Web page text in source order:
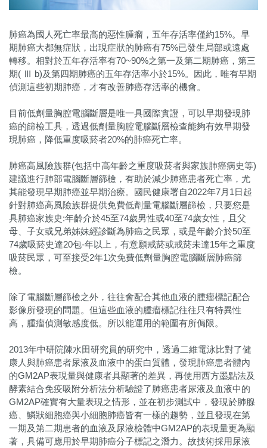
肺癌為國人死亡率最高的惡性腫瘤，五年存活率僅約15%。早
期肺癌大都無症狀，出現症狀的肺癌有75%已發生局部或遠處
轉移。相對於五年存活率有70~90%之第一及第二期肺癌，第三
期( Ⅲ b)及第四期肺癌的五年存活率小於15%。因此，唯有早期
偵測這些初期肺癌，才有改善肺癌存活率的機會。
目前低劑量胸腔電腦斷層是唯一具國際實證，可以早期發現肺
癌的篩檢工具，透過低劑量胸腔電腦斷層檢查能夠有效早期發
現肺癌，降低重度吸菸者20%的肺癌死亡率。
肺癌高風險族群(包括中高年齡之重度吸菸者與家族肺癌病史等)
建議進行肺部電腦斷層篩檢，有助於減少肺癌患者死亡率，尤
其能發現早期肺癌並早期治療。國民健康署自2022年7月1日起
針對肺癌高風險族群提供免費低劑量電腦斷層篩檢，只要您是
具肺癌家族史:年齡介於45至74歲男性或40至74歲女性，且父
母、子女或兄弟姊妹經診斷為肺癌之民眾，或是年齡介於50至
74歲吸菸史達20包-年以上，有意願戒菸或戒菸未達15年之重度
吸菸民眾，可至接受2年1次免費低劑量胸腔電腦斷層肺癌篩
檢。
除了電腦斷層篩檢之外，往往會配合其他血液的腫瘤標記配合
影像所發現的問題。但這些血液的腫瘤標記往往只有特異性
高，腫瘤偵測敏感度低。所以能運用的範圍有所侷限。
2013年中研院陳水田研究員的研究中，透過二維電泳比對了健
康人與肺癌患者尿液及血液中的蛋白質體，發現肺癌患者體內
的GM2AP表現量與健康者具顯著的差異，再使用西方墨點法及
酵素結合免疫吸附分析法分析驗證了肺癌患者尿液及血液中的
GM2AP確實有大量表現之情形，並在初步測試中，發現於肺腺
癌、鱗狀細胞癌與小細胞肺癌皆有一樣的趨勢，並且發現在第
一期及第二期患者的血液及尿液檢體中GM2AP的表現量更為顯
著，具備可應用於早期肺癌分子標記之潛力。故技術採用尿液